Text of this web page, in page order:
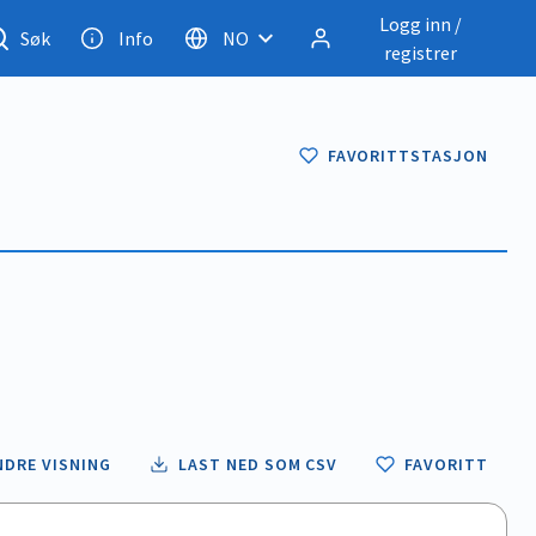
Søk Info NO
Logg inn /
registrer
FAVORITTSTASJON
VISNING LAST NED SOM CSV FAVORITT